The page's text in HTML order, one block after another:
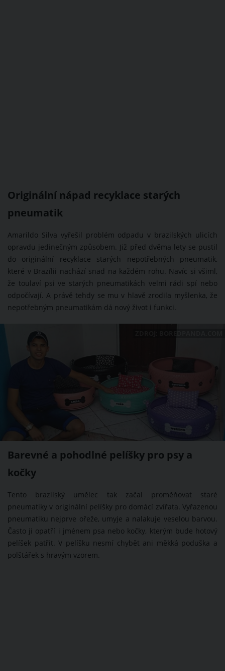
Originální nápad recyklace starých
pneumatik
Amarildo Silva vyřešil problém odpadu v brazilských ulicích
opravdu jedinečným způsobem. Již před dvěma lety se pustil
do originální recyklace starých nepotřebných pneumatik,
které v Brazílii nachází snad na každém rohu. Navíc si všiml,
že toulaví psi ve starých pneumatikách velmi rádi spí nebo
odpočívají. A právě tehdy se mu v hlavě zrodila myšlenka, že
nepotřebným pneumatikám dá nový život i funkci.
Barevné a pohodlné pelíšky pro psy a
kočky
Tento brazilský umělec tak začal proměňovat staré
pneumatiky v originální pelíšky pro domácí zvířata. Vyřazenou
pneumatiku nejprve ořeže, umyje a nalakuje veselou barvou.
Často ji opatří i jménem psa nebo kočky, kterým bude hotový
pelíšek patřit. V pelíšku nesmí chybět ani měkká poduška a
polštářek s hravým vzorem.